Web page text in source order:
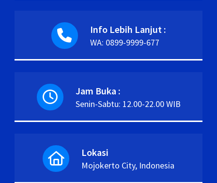
Info Lebih Lanjut :
WA: 0899-9999-677
Jam Buka :
Senin-Sabtu: 12.00-22.00 WIB
Lokasi
Mojokerto City, Indonesia